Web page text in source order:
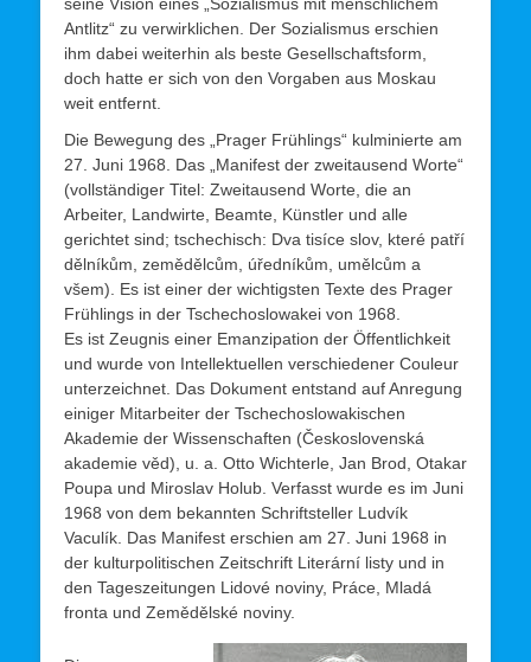
Antlitz“ zu verwirklichen. Der Sozialismus erschien
ihm dabei weiterhin als beste Gesellschaftsform,
doch hatte er sich von den Vorgaben aus Moskau
weit entfernt.
Die Bewegung des „Prager Frühlings“ kulminierte am
27. Juni 1968. Das „Manifest der zweitausend Worte“
(vollständiger Titel: Zweitausend Worte, die an
Arbeiter, Landwirte, Beamte, Künstler und alle
gerichtet sind; tschechisch: Dva tisíce slov, které patří
dělníkům, zemědělcům, úředníkům, umělcům a
všem). Es ist einer der wichtigsten Texte des Prager
Frühlings in der Tschechoslowakei von 1968.
Es ist Zeugnis einer Emanzipation der Öffentlichkeit
und wurde von Intellektuellen verschiedener Couleur
unterzeichnet. Das Dokument entstand auf Anregung
einiger Mitarbeiter der Tschechoslowakischen
Akademie der Wissenschaften (Československá
akademie věd), u. a. Otto Wichterle, Jan Brod, Otakar
Poupa und Miroslav Holub. Verfasst wurde es im Juni
1968 von dem bekannten Schriftsteller Ludvík
Vaculík. Das Manifest erschien am 27. Juni 1968 in
der kulturpolitischen Zeitschrift Literární listy und in
den Tageszeitungen Lidové noviny, Práce, Mladá
fronta und Zemědělské noviny.